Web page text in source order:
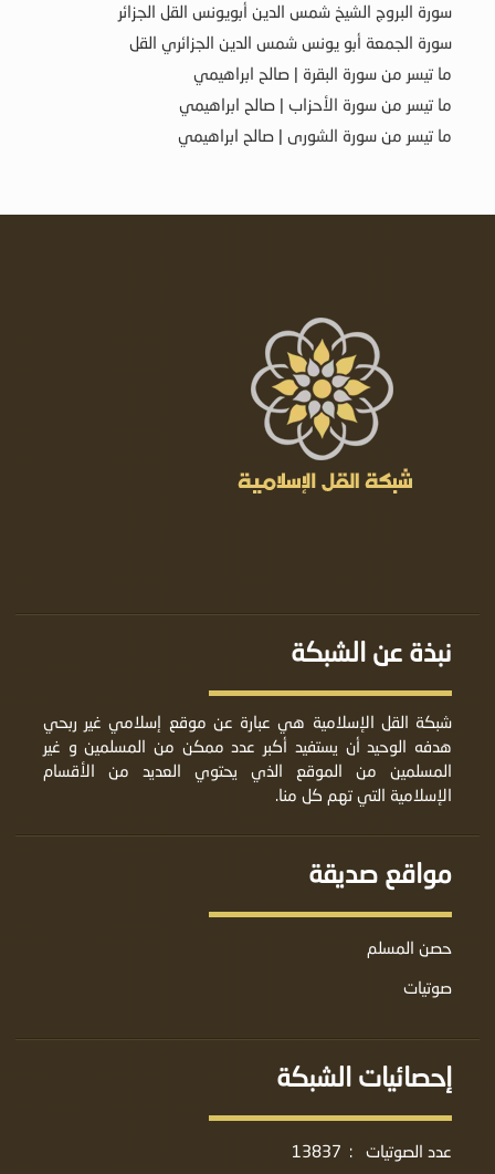
سورة البروج الشيخ شمس الدين أبويونس القل الجزائر
سورة الجمعة أبو يونس شمس الدين الجزائري القل
ما تيسر من سورة البقرة | صالح ابراهيمي
ما تيسر من سورة الأحزاب | صالح ابراهيمي
ما تيسر من سورة الشورى | صالح ابراهيمي
نبذة عن الشبكة
شبكة القل الإسلامية هي عبارة عن موقع إسلامي غير ربحي
هدفه الوحيد أن يستفيد أكبر عدد ممكن من المسلمين و غير
المسلمين من الموقع الذي يحتوي العديد من الأقسام
الإسلامية التي تهم كل منا.
مواقع صديقة
حصن المسلم
صوتيات
إحصائيات الشبكة
عدد الصوتيات :
13837